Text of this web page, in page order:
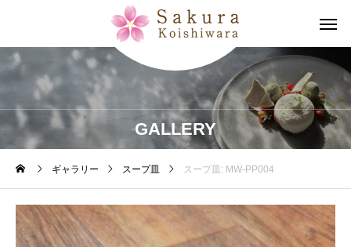
GALLERY
ギャラリー スープ皿 スープ皿: MW-PP004